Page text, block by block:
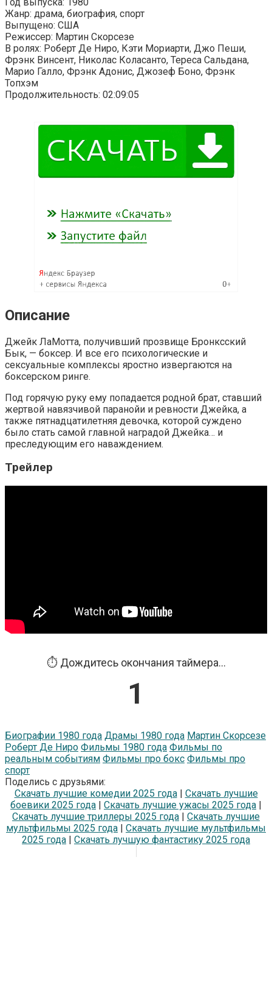
Жанр: драма, биография, спорт
Выпущено: США
Режиссер: Мартин Скорсезе
В ролях: Роберт Де Ниро, Кэти Мориарти, Джо Пеши,
Фрэнк Винсент, Николас Коласанто, Тереса Сальдана,
Марио Галло, Фрэнк Адонис, Джозеф Боно, Фрэнк
Топхэм
Продолжительность: 02:09:05
Описание
Джейк ЛаМотта, получивший прозвище Бронксский
Бык, — боксер. И все его психологические и
сексуальные комплексы яростно извергаются на
боксерском ринге.
Под горячую руку ему попадается родной брат, ставший
жертвой навязчивой паранойи и ревности Джейка, а
также пятнадцатилетняя девочка, которой суждено
было стать самой главной наградой Джейка… и
преследующим его наваждением.
Трейлер
⏱️ Дождитесь окончания таймера...
1
Биографии 1980 года Драмы 1980 года Мартин Скорсезе
Роберт Де Ниро Фильмы 1980 года Фильмы по
реальным событиям Фильмы про бокс Фильмы про
спорт
Поделись с друзьями:
Скачать лучшие комедии 2025 года| Скачать лучшие
боевики 2025 года | Скачать лучшие ужасы 2025 года |
Скачать лучшие триллеры 2025 года | Скачать лучшие
мультфильмы 2025 года | Скачать лучшие мультфильмы
2025 года | Скачать лучшую фантастику 2025 года